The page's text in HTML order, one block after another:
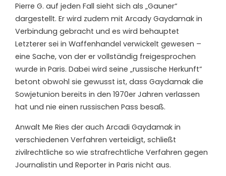
Pierre G. auf jeden Fall sieht sich als „Gauner“
dargestellt. Er wird zudem mit Arcady Gaydamak in
Verbindung gebracht und es wird behauptet
Letzterer sei in Waffenhandel verwickelt gewesen –
eine Sache, von der er vollständig freigesprochen
wurde in Paris. Dabei wird seine „russische Herkunft“
betont obwohl sie gewusst ist, dass Gaydamak die
Sowjetunion bereits in den 1970er Jahren verlassen
hat und nie einen russischen Pass besaß.
Anwalt Me Ries der auch Arcadi Gaydamak in
verschiedenen Verfahren verteidigt, schließt
zivilrechtliche so wie strafrechtliche Verfahren gegen
Journalistin und Reporter in Paris nicht aus.